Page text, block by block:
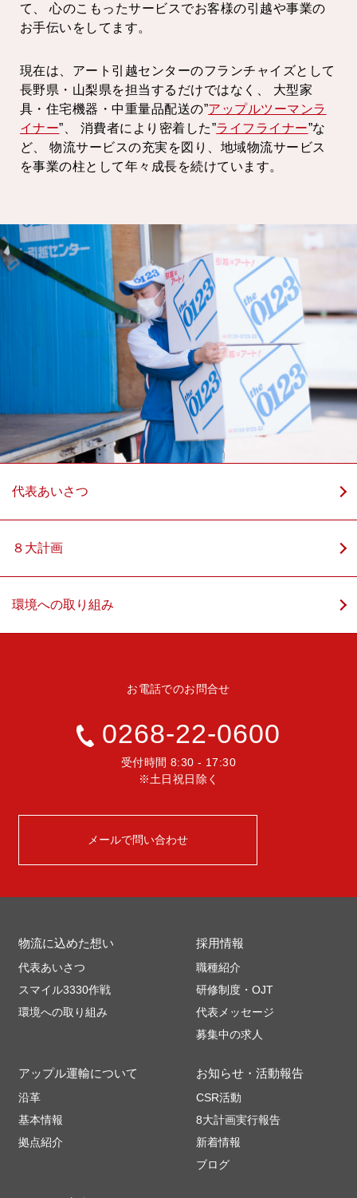
て、
心のこもったサービスでお客様の引越や事業の
お手伝いをしてます。
現在は、アート引越センターのフランチャイズとして
長野県・山梨県を担当するだけではなく、
大型家
具・住宅機器・中重量品配送の”アップルツーマンラ
イナー”、 消費者により密着した”ライフライナー”な
ど、
物流サービスの充実を図り、地域物流サービス
を事業の柱として年々成長を続けています。
代表あいさつ
８大計画
環境への取り組み
お電話でのお問合せ
0268-22-0600
受付時間 8:30 - 17:30
※土日祝日除く
メールで問い合わせ
物流に込めた想い
代表あいさつ
スマイル3330作戦
環境への取り組み
アップル運輸について
沿革
基本情報
拠点紹介
お知らせ・活動報告
CSR活動
8大計画実行報告
新着情報
ブログ
採用情報
職種紹介
研修制度・OJT
代表メッセージ
募集中の求人